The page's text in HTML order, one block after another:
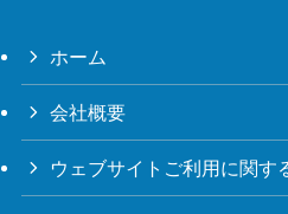
ホーム
会社概要
ウェブサイトご利用に関す